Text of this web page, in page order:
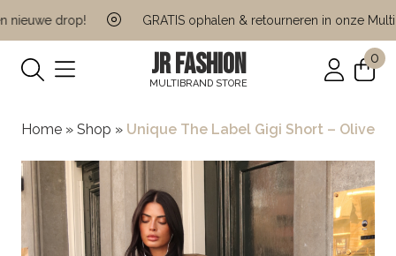
drop! GRATIS ophalen & retourneren in onze Multi
JR FASHION
MULTIBRAND STORE
0
Home » Shop » Unique The Label Gigi Short – Olive